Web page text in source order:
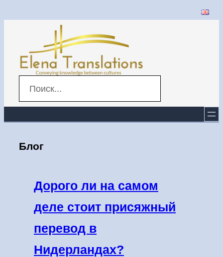
содержимому
Блог
Дорого ли на самом
деле стоит присяжный
перевод в
Нидерландах?